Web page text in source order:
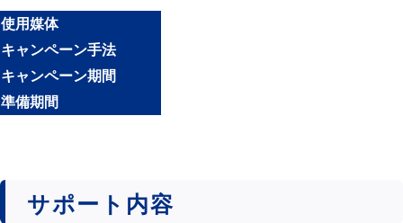
使用媒体
キャンペーン手法
キャンペーン期間
準備期間
サポート内容